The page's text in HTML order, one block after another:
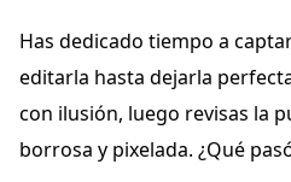
Has dedicado tiempo a
editarla hasta dejarla
con ilusión, luego revisas la
borrosa y pixelada. ¿Qué